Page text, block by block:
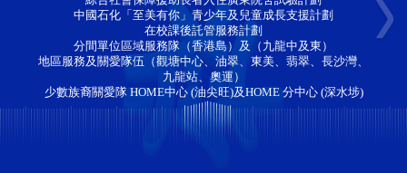
中國石化「至美有你」青少年及兒童成長支援計劃
在校課後託管服務計劃
分間單位區域服務隊（香港島）及（九龍中及東）
地區服務及關愛隊伍（觀塘中心、油翠、東美、翡翠、長沙灣、
九龍站、奧運）
少數族裔關愛隊 HOME中心 (油尖旺)及HOME 分中心 (深水埗)